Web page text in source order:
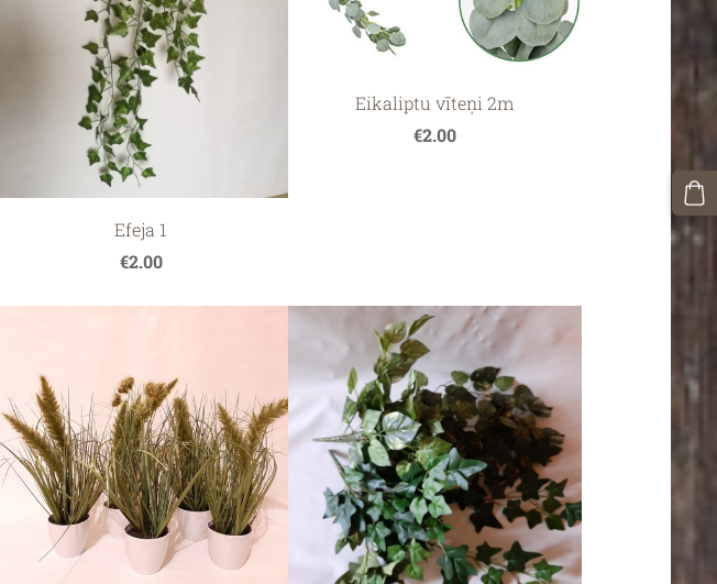
Efeja 1
€2.00
Eikaliptu vīteņi 2m
€2.00